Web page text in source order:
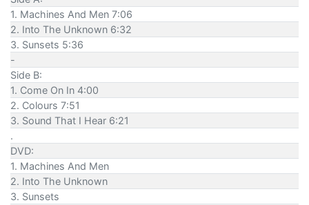
1. Machines And Men 7:06
2. Into The Unknown 6:32
3. Sunsets 5:36
-
Side B:
1. Come On In 4:00
2. Colours 7:51
3. Sound That I Hear 6:21
.
DVD:
1. Machines And Men
2. Into The Unknown
3. Sunsets